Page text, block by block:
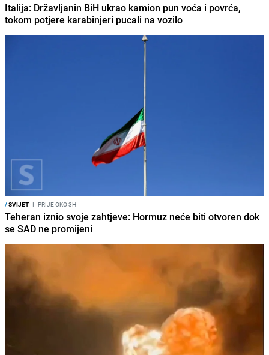
Italija: Državljanin BiH ukrao kamion pun voća i povrća,
tokom potjere karabinjeri pucali na vozilo
/SVIJET I PRIJE OKO 3H
Teheran iznio svoje zahtjeve: Hormuz neće biti otvoren dok
se SAD ne promijeni